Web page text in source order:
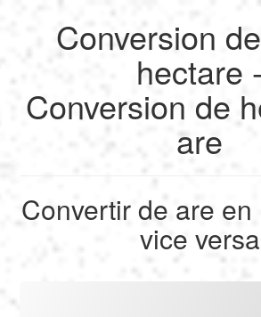
Calculer
Outils
English
Français
Deutsch
Español
Italiano
Conversion
hectare -
Conversion de
are
Convertir de are
vice versa